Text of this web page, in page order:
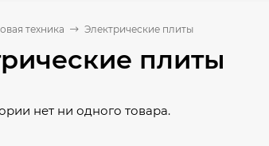
техника Электрические плиты
плиты
нет ни одного товара.